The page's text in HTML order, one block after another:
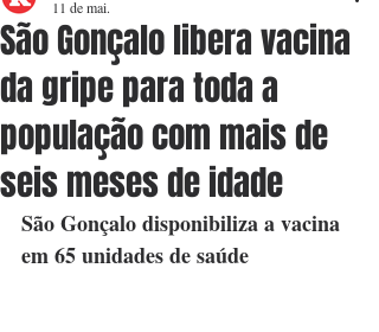
São Gonçalo libera vacina
da gripe para toda a
população com mais de
seis meses de idade
11 de mai.
São Gonçalo disponibiliza a vacina
em 65 unidades de saúde